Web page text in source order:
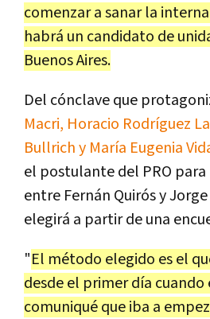
comenzar a sanar la
habrá un candidato de
Buenos Aires.
Del cónclave que
Macri, Horacio Rodríguez
Bullrich y María Eugenia
el postulante del PRO para
entre Fernán Quirós y
elegirá a partir de una
"El método elegido es el
desde el primer día
comuniqué que iba a